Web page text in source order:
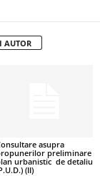
AUTOR
asupra
preliminare
urbanistic de detaliu
(II)